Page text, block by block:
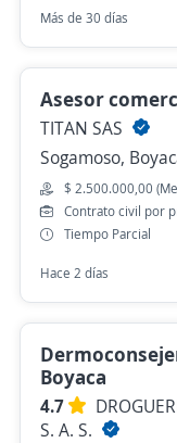
Más de 30 días
Asesor
TITAN SAS
Sogamoso,
$ 2.500.000,00
Contrato civil por
Tiempo Parcial
Hace 2 días
Boyaca
4.7
S. A. S.